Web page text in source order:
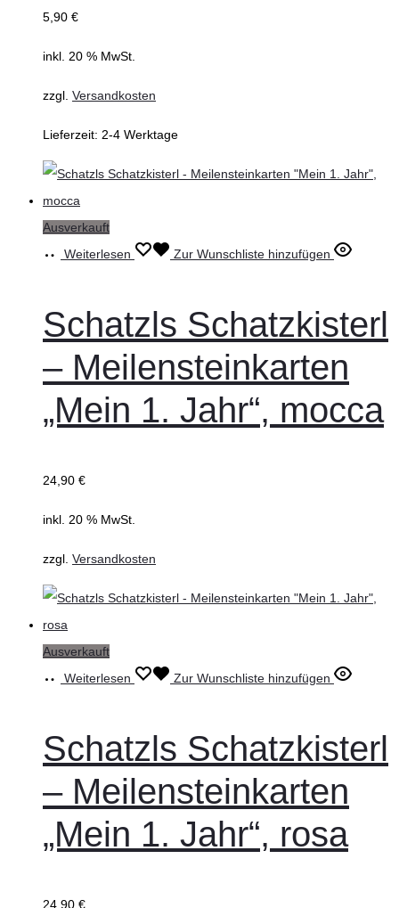
5,90 €
inkl. 20 % MwSt.
zzgl. Versandkosten
Lieferzeit: 2-4 Werktage
Ausverkauft
Weiterlesen
Zur Wunschliste hinzufügen
Schatzls Schatzkisterl
– Meilensteinkarten
„Mein 1. Jahr“, mocca
24,90 €
inkl. 20 % MwSt.
zzgl. Versandkosten
Ausverkauft
Weiterlesen
Zur Wunschliste hinzufügen
Schatzls Schatzkisterl
– Meilensteinkarten
„Mein 1. Jahr“, rosa
24,90 €